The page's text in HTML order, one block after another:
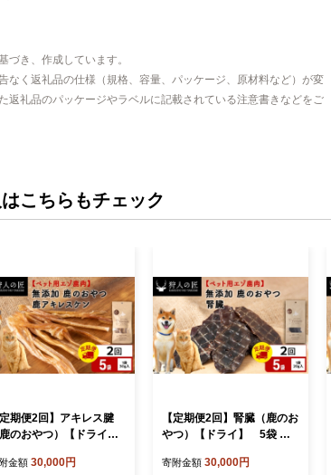
づき、作成しています。
なく返礼品の仕様（規格、容量、パッケージ、原材料など）が変
返礼品のパッケージやラベルに記載されている注意書きなどをご
こちらもチェック
定期便2回】アキレス腱
鹿のおやつ）【ドライ】
トフード 犬のおやつ 犬
金額 30,000円
【定期便2回】腎臓（鹿のお
やつ）【ドライ】 5袋 エ
フード 犬のおやつ 犬のごは
寄附金額 30,000円